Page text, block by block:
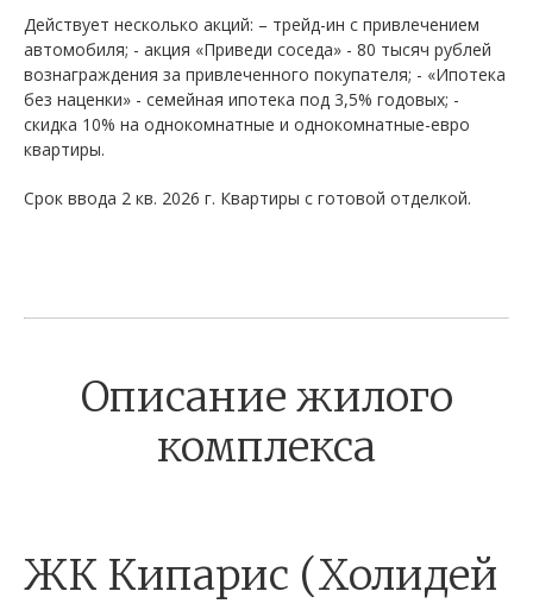
Действует несколько акций: – трейд-ин с привлечением
автомобиля; - акция «Приведи соседа» - 80 тысяч рублей
вознаграждения за привлеченного покупателя; - «Ипотека
без наценки» - семейная ипотека под 3,5% годовых; -
скидка 10% на однокомнатные и однокомнатные-евро
квартиры.
Срок ввода 2 кв. 2026 г. Квартиры с готовой отделкой.
Описание жилого
комплекса
ЖК Кипарис (Холидей